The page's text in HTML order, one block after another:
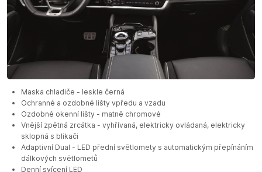
Maska chladiče - leskle černá
Ochranné a ozdobné lišty vpředu a vzadu
Ozdobné okenní lišty - matně chromové
Vnější zpětná zrcátka - vyhřívaná, elektricky ovládaná, elektricky
sklopná s blikači
Adaptivní Dual - LED přední světlomety s automatickým přepínáním
dálkových světlometů
Denní svícení LED